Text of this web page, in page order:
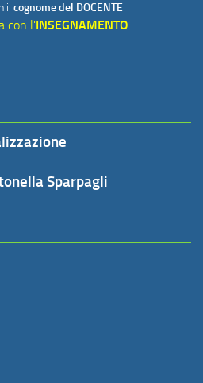
il cognome del DOCENTE
con l'INSEGNAMENTO
Sparpagli